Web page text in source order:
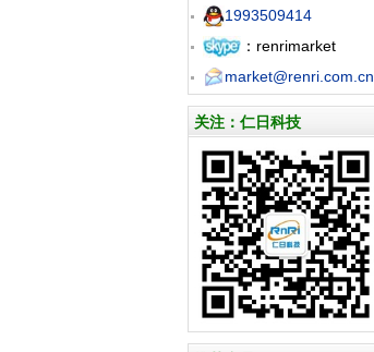
1993509414
：renrimarket
market@renri.com.cn
关注：仁日科技